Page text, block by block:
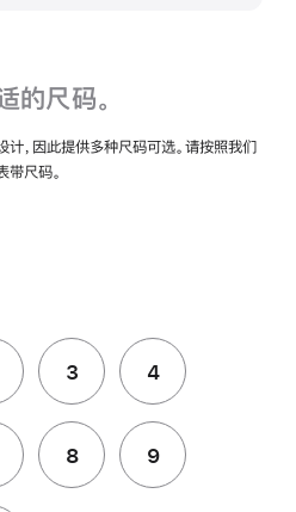
的尺码。
，因此提供多种尺码可选。请按照我们
尺码。
3 4
8 9